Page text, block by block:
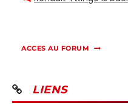
ACCES AU FORUM
LIENS